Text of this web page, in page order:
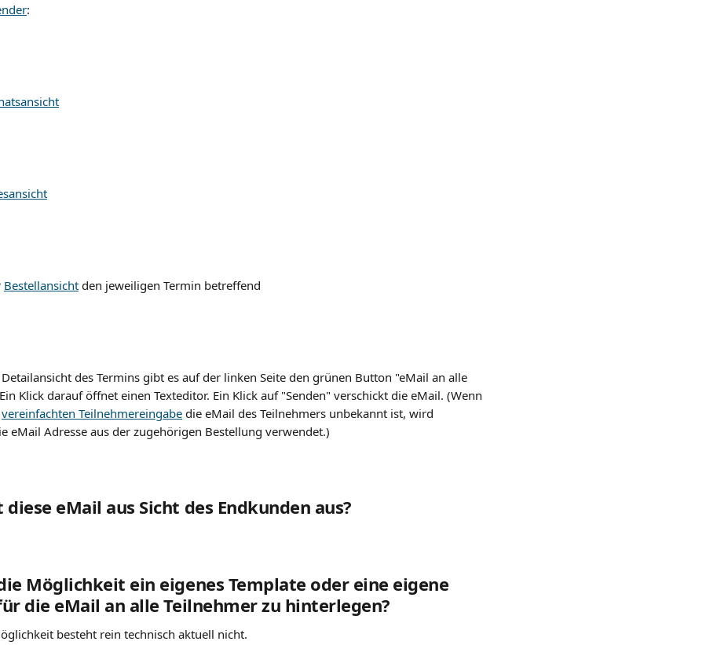
:
Bestellansicht den jeweiligen Termin betreffend
des Termins gibt es auf der linken Seite den grünen Button "eMail an alle
Klick darauf öffnet einen Texteditor. Ein Klick auf "Senden" verschickt die eMail. (Wenn
vereinfachten Teilnehmereingabe die eMail des Teilnehmers unbekannt ist, wird
eMail Adresse aus der zugehörigen Bestellung verwendet.)
diese eMail aus Sicht des Endkunden aus?
Möglichkeit ein eigenes Template oder eine eigene
die eMail an alle Teilnehmer zu hinterlegen?
besteht rein technisch aktuell nicht.